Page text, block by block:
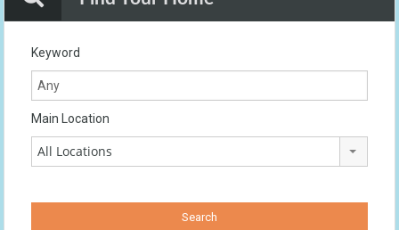
Keyword
Main Location
All Locations